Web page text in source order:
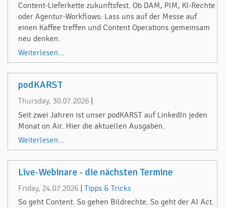
Content-Lieferkette zukunftsfest. Ob DAM, PIM, KI-Rechte
oder Agentur-Workflows: Lass uns auf der Messe auf
einen Kaffee treffen und Content Operations gemeinsam
neu denken.
Weiterlesen...
podKARST
Thursday, 30.07.2026
Seit zwei Jahren ist unser podKARST auf LinkedIn jeden
Monat on Air. Hier die aktuellen Ausgaben.
Weiterlesen...
Live-Webinare - die nächsten Termine
Friday, 24.07.2026
Tipps & Tricks
So geht Content. So gehen Bildrechte. So geht der AI Act.